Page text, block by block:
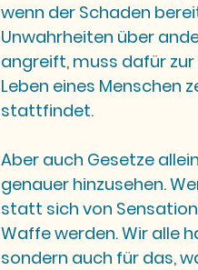
wenn der Schaden
Unwahrheiten über
angreift, muss dafür
Leben eines Menschen
stattfindet.
Aber auch Gesetze
genauer hinzusehen.
statt sich von
Waffe werden. Wir alle
sondern auch für das,